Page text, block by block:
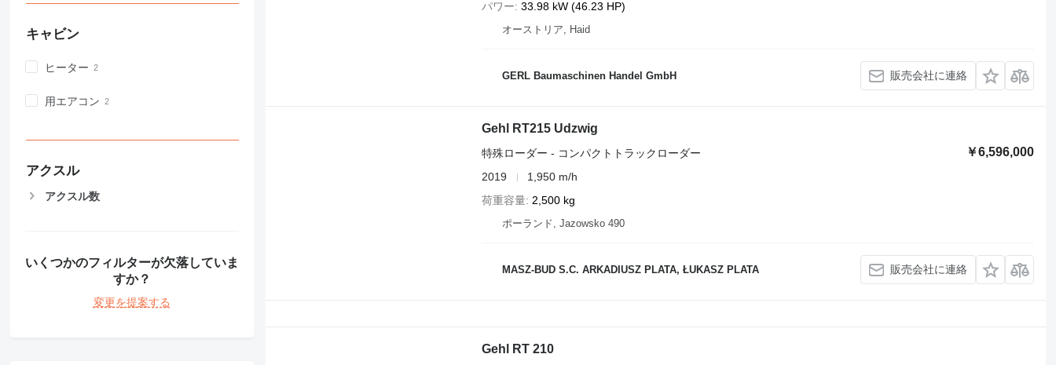
キャビン
ヒーター
用エアコン
アクスル
アクスル数
いくつかのフィルターが欠落していま
すか？
変更を提案する
パワー 33.98 kW (46.23 HP)
オーストリア, Haid
GERL Baumaschinen Handel GmbH 販売会社に連絡
Gehl RT215 Udzwig
￥6,596,000
特殊ローダー - コンパクトトラックローダー
2019
1,950 m/h
荷重容量 2,500 kg
ポーランド, Jazowsko 490
MASZ-BUD S.C. ARKADIUSZ PLATA, ŁUKASZ PLATA 販売会社に連絡
Gehl RT 210